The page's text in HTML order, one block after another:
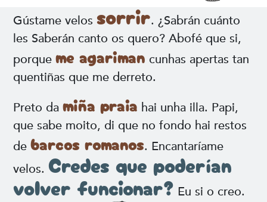
Gústame velossorrir. ¿Sabrán cuánto
les Saberán canto os quero? Abofé que si,
porqueme agariman cunhas apertas tan
quentiñas que me derreto.
Preto damiña praia hai unha illa. Papi,
que sabe moito, di que no fondo hai restos
debarcos romanos. Encantaríame
velos.Credes que poderían
volver funcionar? Eu si o creo.